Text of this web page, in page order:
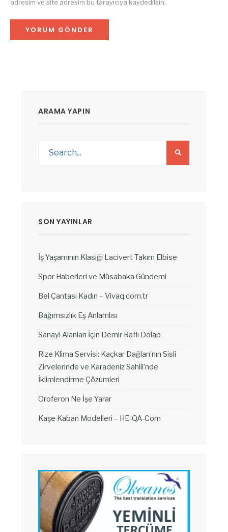
adresim ve site adresim bu tarayıcıya kaydedilsin.
ARAMA YAPIN
SON YAYINLAR
İş Yaşamının Klasiği Lacivert Takım Elbise
Spor Haberleri ve Müsabaka Gündemi
Bel Çantası Kadın – Vivaq.com.tr
Bağımsızlık Eş Anlamlısı
Sanayi Alanları İçin Demir Raflı Dolap
Rize Klima Servisi: Kaçkar Dağları’nın Sisli
Zirvelerinde ve Karadeniz Sahili’nde
İklimlendirme Çözümleri
Oroferon Ne İşe Yarar
Kaşe Kaban Modelleri – HE-QA-Com